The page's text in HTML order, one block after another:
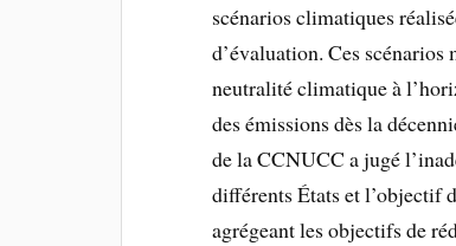
scénarios climatiques
d’évaluation. Ces
neutralité climatique à
des émissions dès la
de la CCNUCC a jugé
différents États et l’objectif
agrégeant les objectifs de